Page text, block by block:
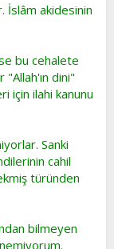
İslâm akidesinin
bu cehalete
dini"
için ilahi kanunu
Sanki
cahil
türünden
bilmeyen